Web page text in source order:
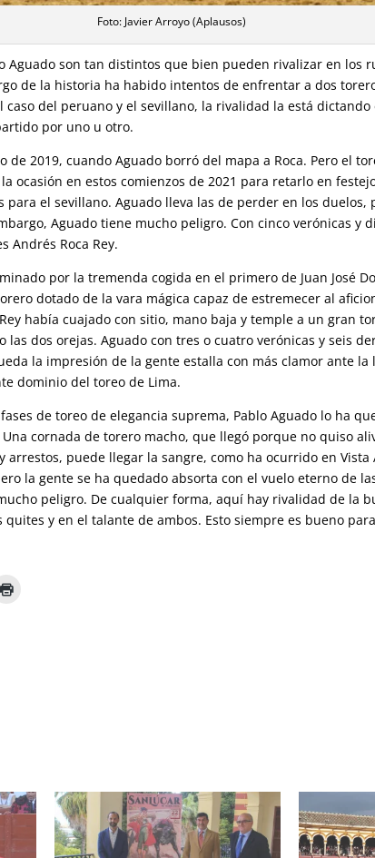
Foto: Javier Arroyo (Aplausos)
Aguado son tan distintos que bien pueden rivalizar en los
de la historia ha habido intentos de enfrentar a dos
caso del peruano y el sevillano, la rivalidad la está
por uno u otro.
de 2019, cuando Aguado borró del mapa a Roca. Pero el
ocasión en estos comienzos de 2021 para retarlo en
para el sevillano. Aguado lleva las de perder en los duelos,
Aguado tiene mucho peligro. Con cinco verónicas y
Andrés Roca Rey.
por la tremenda cogida en el primero de Juan José
dotado de la vara mágica capaz de estremecer al
había cuajado con sitio, mano baja y temple a un gran
las dos orejas. Aguado con tres o cuatro verónicas y seis
la impresión de la gente estalla con más clamor ante
dominio del toreo de Lima.
de toreo de elegancia suprema, Pablo Aguado lo ha
cornada de torero macho, que llegó porque no quiso
arrestos, puede llegar la sangre, como ha ocurrido en Vista
la gente se ha quedado absorta con el vuelo eterno de
peligro. De cualquier forma, aquí hay rivalidad de la
y en el talante de ambos. Esto siempre es bueno